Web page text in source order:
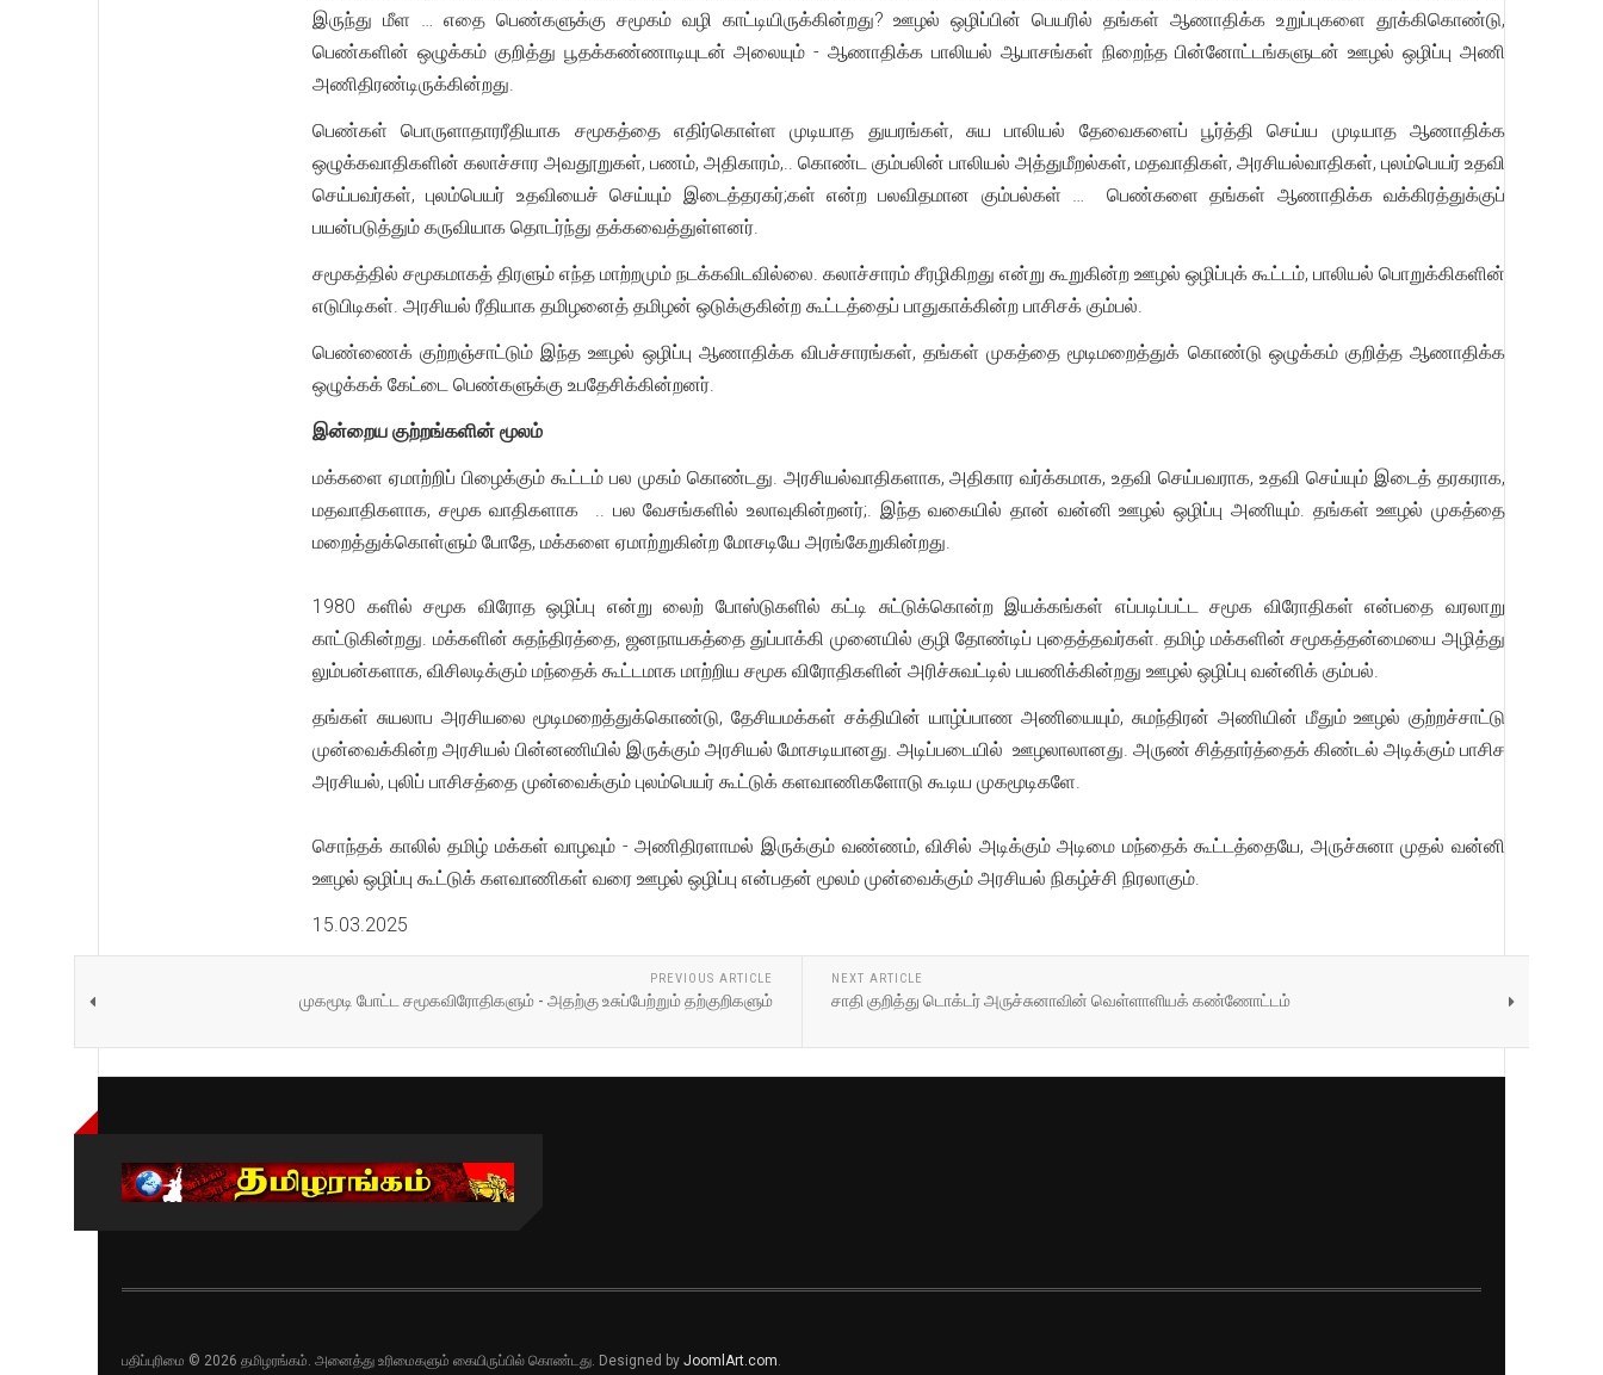
இருந்து மீள … எதை பெண்களுக்கு சமூகம் வழி காட்டியிருக்கின்றது? ஊழல் ஒழிப்பின் பெயரில் தங்கள் ஆணாதிக்க உறுப்புகளை தூக்கிகொண்டு,
பெண்களின் ஒழுக்கம் குறித்து பூதக்கண்ணாடியுடன் அலையும் - ஆணாதிக்க பாலியல் ஆபாசங்கள் நிறைந்த பின்னோட்டங்களுடன் ஊழல் ஒழிப்பு அணி
அணிதிரண்டிருக்கின்றது.
பெண்கள் பொருளாதாரரீதியாக சமூகத்தை எதிர்கொள்ள முடியாத துயரங்கள், சுய பாலியல் தேவைகளைப் பூர்த்தி செய்ய முடியாத ஆணாதிக்க
ஒழுக்கவாதிகளின் கலாச்சார அவதூறுகள், பணம், அதிகாரம்,.. கொண்ட கும்பலின் பாலியல் அத்துமீறல்கள், மதவாதிகள், அரசியல்வாதிகள், புலம்பெயர் உதவி
செய்பவர்கள், புலம்பெயர் உதவியைச் செய்யும் இடைத்தரகர்;கள் என்ற பலவிதமான கும்பல்கள் … பெண்களை தங்கள் ஆணாதிக்க வக்கிரத்துக்குப்
பயன்படுத்தும் கருவியாக தொடர்ந்து தக்கவைத்துள்ளனர்.
சமூகத்தில் சமூகமாகத் திரளும் எந்த மாற்றமும் நடக்கவிடவில்லை. கலாச்சாரம் சீரழிகிறது என்று கூறுகின்ற ஊழல் ஒழிப்புக் கூட்டம், பாலியல் பொறுக்கிகளின்
எடுபிடிகள். அரசியல் ரீதியாக தமிழனைத் தமிழன் ஒடுக்குகின்ற கூட்டத்தைப் பாதுகாக்கின்ற பாசிசக் கும்பல்.
பெண்ணைக் குற்றஞ்சாட்டும் இந்த ஊழல் ஒழிப்பு ஆணாதிக்க விபச்சாரங்கள், தங்கள் முகத்தை மூடிமறைத்துக் கொண்டு ஒழுக்கம் குறித்த ஆணாதிக்க
ஒழுக்கக் கேட்டை பெண்களுக்கு உபதேசிக்கின்றனர்.
இன்றைய குற்றங்களின் மூலம்
மக்களை ஏமாற்றிப் பிழைக்கும் கூட்டம் பல முகம் கொண்டது. அரசியல்வாதிகளாக, அதிகார வர்க்கமாக, உதவி செய்பவராக, உதவி செய்யும் இடைத் தரகராக,
மதவாதிகளாக, சமூக வாதிகளாக .. பல வேசங்களில் உலாவுகின்றனர்;. இந்த வகையில் தான் வன்னி ஊழல் ஒழிப்பு அணியும். தங்கள் ஊழல் முகத்தை
மறைத்துக்கொள்ளும் போதே, மக்களை ஏமாற்றுகின்ற மோசடியே அரங்கேறுகின்றது.
1980 களில் சமூக விரோத ஒழிப்பு என்று லைற் போஸ்டுகளில் கட்டி சுட்டுக்கொன்ற இயக்கங்கள் எப்படிப்பட்ட சமூக விரோதிகள் என்பதை வரலாறு
காட்டுகின்றது. மக்களின் சுதந்திரத்தை, ஜனநாயகத்தை துப்பாக்கி முனையில் குழி தோண்டிப் புதைத்தவர்கள். தமிழ் மக்களின் சமூகத்தன்மையை அழித்து
லும்பன்களாக, விசிலடிக்கும் மந்தைக் கூட்டமாக மாற்றிய சமூக விரோதிகளின் அரிச்சுவட்டில் பயணிக்கின்றது ஊழல் ஒழிப்பு வன்னிக் கும்பல்.
தங்கள் சுயலாப அரசியலை மூடிமறைத்துக்கொண்டு, தேசியமக்கள் சக்தியின் யாழ்ப்பாண அணியையும், சுமந்திரன் அணியின் மீதும் ஊழல் குற்றச்சாட்டு
முன்வைக்கின்ற அரசியல் பின்னணியில் இருக்கும் அரசியல் மோசடியானது. அடிப்படையில் ஊழலாலானது. அருண் சித்தார்த்தைக் கிண்டல் அடிக்கும் பாசிச
அரசியல், புலிப் பாசிசத்தை முன்வைக்கும் புலம்பெயர் கூட்டுக் களவாணிகளோடு கூடிய முகமூடிகளே.
சொந்தக் காலில் தமிழ் மக்கள் வாழவும் - அணிதிரளாமல் இருக்கும் வண்ணம், விசில் அடிக்கும் அடிமை மந்தைக் கூட்டத்தையே, அருச்சுனா முதல் வன்னி
ஊழல் ஒழிப்பு கூட்டுக் களவாணிகள் வரை ஊழல் ஒழிப்பு என்பதன் மூலம் முன்வைக்கும் அரசியல் நிகழ்ச்சி நிரலாகும்.
15.03.2025
PREVIOUS ARTICLE
முகமூடி போட்ட சமூகவிரோதிகளும் - அதற்கு உசுப்பேற்றும் தற்குறிகளும்
NEXT ARTICLE
சாதி குறித்து டொக்டர் அருச்சுனாவின் வெள்ளாளியக் கண்ணோட்டம்
பதிப்புரிமை © 2026 தமிழரங்கம். அனைத்து உரிமைகளும் கையிருப்பில் கொண்டது. Designed by JoomlArt.com.